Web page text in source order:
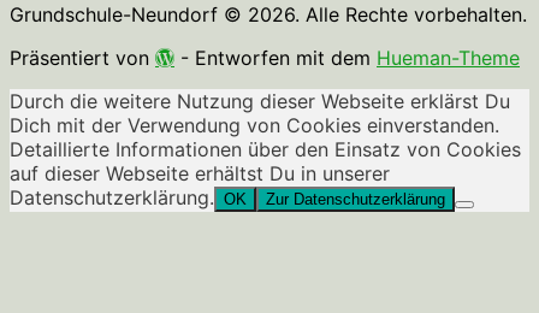
Grundschule-Neundorf © 2026. Alle Rechte vorbehalten.
Präsentiert von
- Entworfen mit dem Hueman-Theme
Durch die weitere Nutzung dieser Webseite erklärst Du
Dich mit der Verwendung von Cookies einverstanden.
Detaillierte Informationen über den Einsatz von Cookies
auf dieser Webseite erhältst Du in unserer
Datenschutzerklärung. OK Zur Datenschutzerklärung